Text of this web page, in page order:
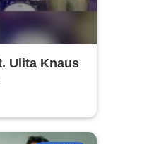
Ulita Knaus